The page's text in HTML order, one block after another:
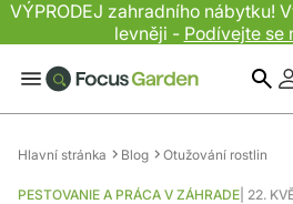
VÝPRODEJ zahradního nábytku!
levněji - Podívejte se
Hlavní stránka Blog Otužování rostlin
PESTOVANIE A PRÁCA V ZÁHRADE 22.